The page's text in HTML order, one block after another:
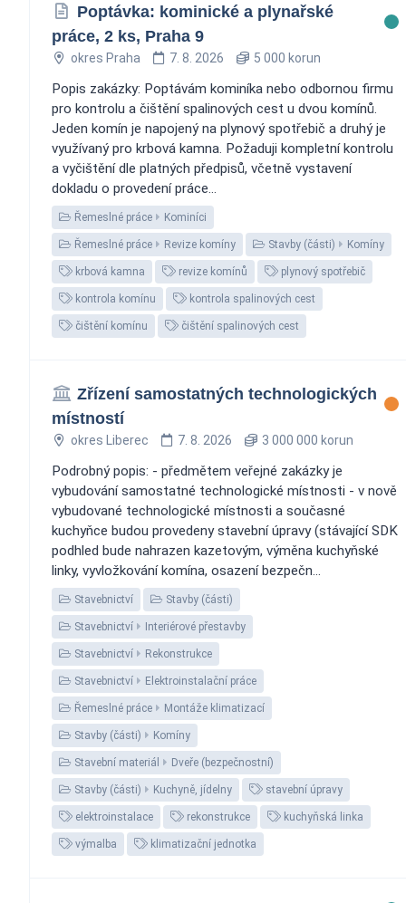
Poptávka: kominické a plynařské
práce, 2 ks, Praha 9
okres Praha 7. 8. 2026 5 000 korun
Popis zakázky: Poptávám kominíka nebo odbornou firmu
pro kontrolu a čištění spalinových cest u dvou komínů.
Jeden komín je napojený na plynový spotřebič a druhý je
využívaný pro krbová kamna. Požaduji kompletní kontrolu
a vyčištění dle platných předpisů, včetně vystavení
dokladu o provedení práce...
Řemeslné práce Kominíci
Řemeslné práce Revize komíny Stavby (části) Komíny
krbová kamna revize komínů plynový spotřebič
kontrola komínu kontrola spalinových cest
čištění komínu čištění spalinových cest
Zřízení samostatných technologických
místností
okres Liberec 7. 8. 2026 3 000 000 korun
Podrobný popis: - předmětem veřejné zakázky je
vybudování samostatné technologické místnosti - v nově
vybudované technologické místnosti a současné
kuchyňce budou provedeny stavební úpravy (stávající SDK
podhled bude nahrazen kazetovým, výměna kuchyňské
linky, vyvložkování komína, osazení bezpečn...
Stavebnictví Stavby (části)
Stavebnictví Interiérové přestavby
Stavebnictví Rekonstrukce
Stavebnictví Elektroinstalační práce
Řemeslné práce Montáže klimatizací
Stavby (části) Komíny
Stavební materiál Dveře (bezpečnostní)
Stavby (části) Kuchyně, jídelny stavební úpravy
elektroinstalace rekonstrukce kuchyňská linka
výmalba klimatizační jednotka